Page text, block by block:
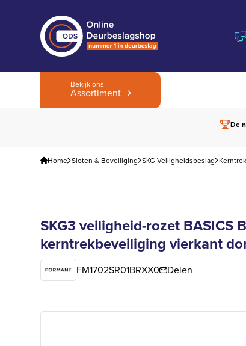
Bekijk ons
Assortiment
De
Home Sloten & Beveiliging SKG Veiligheidsbeslag
SKG3 veiligheid-rozet BASICS
kerntrekbeveiliging vierkant
FM1702SR01BRXX0 Delen